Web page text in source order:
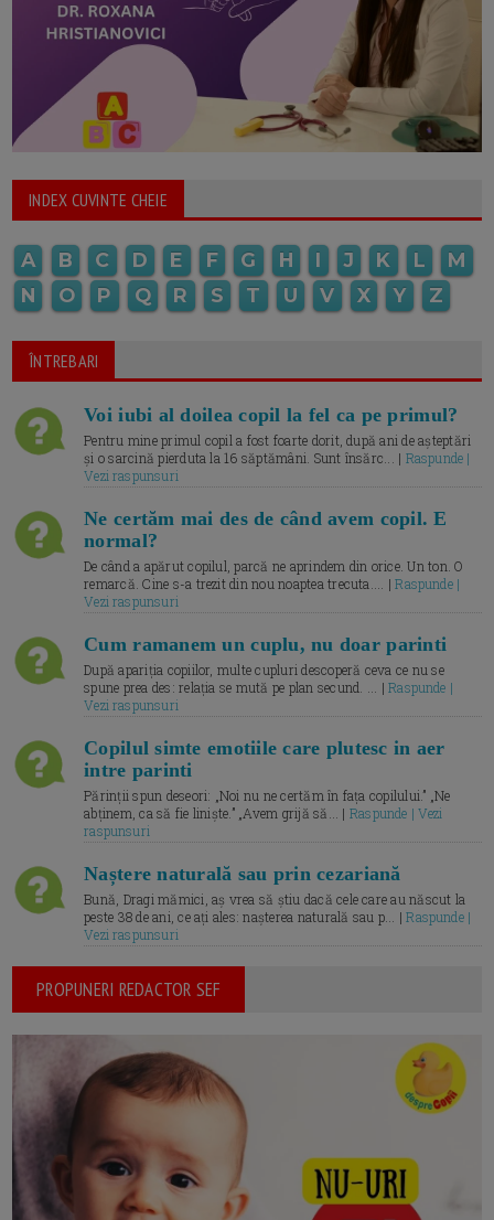
INDEX CUVINTE CHEIE
A B C D E F G H I J K L
M
N
O P Q R S T U V X Y Z
ÎNTREBARI
Voi iubi al doilea copil la fel ca pe primul?
Pentru mine primul copil a fost foarte dorit, după ani de așteptări
și o sarcină pierduta la 16 săptămâni. Sunt însărc... | Raspunde |
Vezi raspunsuri
Ne certăm mai des de când avem copil. E
normal?
De când a apărut copilul, parcă ne aprindem din orice. Un ton. O
remarcă. Cine s-a trezit din nou noaptea trecuta.... |Raspunde |
Vezi raspunsuri
Cum ramanem un cuplu, nu doar parinti
După apariția copiilor, multe cupluri descoperă ceva ce nu se
spune prea des: relația se mută pe plan secund. ... |Raspunde |
Vezi raspunsuri
Copilul simte emotiile care plutesc in aer
intre parinti
Părinții spun deseori: „Noi nu ne certăm în fața copilului.” „Ne
abținem, ca să fie liniște.” „Avem grijă să... | Raspunde | Vezi
raspunsuri
Naștere naturală sau prin cezariană
Bună, Dragi mămici, aș vrea să știu dacă cele care au născut la
peste 38 de ani, ce ați ales: nașterea naturală sau p... |Raspunde |
Vezi raspunsuri
PROPUNERI REDACTOR SEF